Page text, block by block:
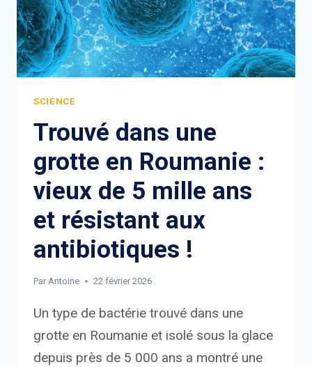
SCIENCE
Trouvé dans une
grotte en Roumanie :
vieux de 5 mille ans
et résistant aux
antibiotiques !
Par Antoine 22 février 2026
Un type de bactérie trouvé dans une
grotte en Roumanie et isolé sous la glace
depuis près de 5 000 ans a montré une